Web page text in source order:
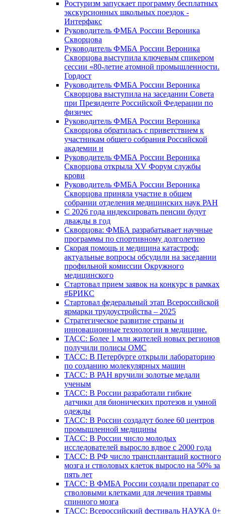
Ростуризм запускает программу бесплатных
экскурсионных школьных поездок -
Интерфакс
Руководитель ФМБА России Вероника
Скворцова
Руководитель ФМБА России Вероника
Скворцова выступила ключевым спикером
сессии «80-летие атомной промышленности.
Гордост
Руководитель ФМБА России Вероника
Скворцова выступила на заседании Совета
при Президенте Российской Федерации по
физичес
Руководитель ФМБА России Вероника
Скворцова обратилась с приветствием к
участникам общего собрания Российской
академии н
Руководитель ФМБА России Вероника
Скворцова открыла XV Форум службы
крови
Руководитель ФМБА России Вероника
Скворцова приняла участие в общем
собрании отделения медицинских наук РАН
С 2026 года индексировать пенсии будут
дважды в год
Скворцова: ФМБА разрабатывает научные
программы по спортивному долголетию
Скорая помощь и медицина катастроф:
актуальные вопросы обсудили на заседании
профильной комиссии Окружного
медицинского
Стартовал прием заявок на конкурс в рамках
#БРИКС
Стартовал федеральный этап Всероссийской
ярмарки трудоустройства – 2025
Стратегическое развитие страны и
инновационные технологии в медицине.
ТАСС: Более 1 млн жителей новых регионов
получили полисы ОМС
ТАСС: В Петербурге открыли лабораторию
по созданию молекулярных машин
ТАСС: В РАН вручили золотые медали
ученым
ТАСС: В России разработали гибкие
датчики для бионических протезов и умной
одежды
ТАСС: В России создадут более 60 центров
промышленной медицины
ТАСС: В России число молодых
исследователей выросло вдвое с 2000 года
ТАСС: В РФ число трансплантаций костного
мозга и стволовых клеток выросло на 50% за
пять лет
ТАСС: В ФМБА России создали препарат со
стволовыми клетками для лечения травмы
спинного мозга
ТАСС: Всероссийский фестиваль НАУКА 0+